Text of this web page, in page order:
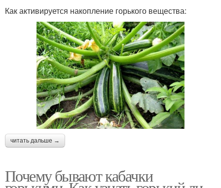
Как активируется накопление горького вещества:
читать дальше →
Почему бывают кабачки